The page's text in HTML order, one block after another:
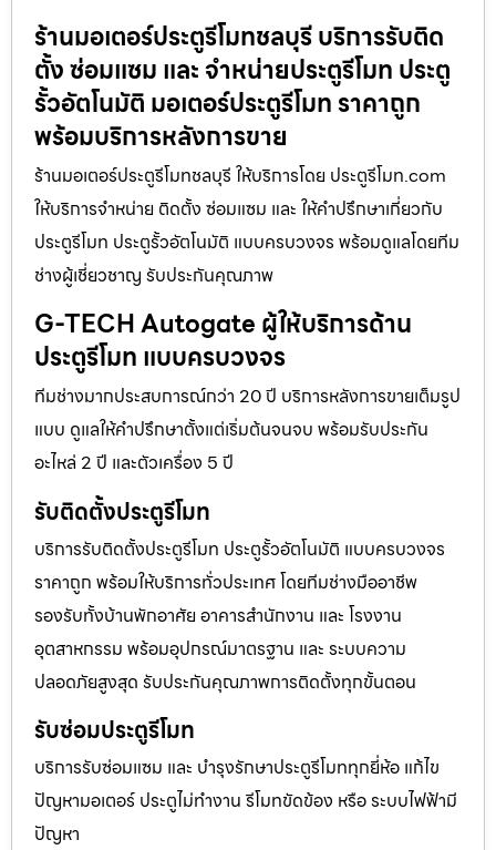
ร้านมอเตอร์ประตูรีโมทชลบุรี บริการรับติด
ตั้ง ซ่อมแซม และ จำหน่ายประตูรีโมท ประตู
รั้วอัตโนมัติ มอเตอร์ประตูรีโมท ราคาถูก
พร้อมบริการหลังการขาย
ร้านมอเตอร์ประตูรีโมทชลบุรี ให้บริการโดย ประตูรีโมท.com
ให้บริการจำหน่าย ติดตั้ง ซ่อมแซม และ ให้คำปรึกษาเกี่ยวกับ
ประตูรีโมท ประตูรั้วอัตโนมัติ แบบครบวงจร พร้อมดูแลโดยทีม
ช่างผู้เชี่ยวชาญ รับประกันคุณภาพ
G-TECH Autogate ผู้ให้บริการด้าน
ประตูรีโมท แบบครบวงจร
ทีมช่างมากประสบการณ์กว่า 20 ปี บริการหลังการขายเต็มรูป
แบบ ดูแลให้คำปรึกษาตั้งแต่เริ่มต้นจนจบ พร้อมรับประกัน
อะไหล่ 2 ปี และตัวเครื่อง 5 ปี
รับติดตั้งประตูรีโมท
บริการรับติดตั้งประตูรีโมท ประตูรั้วอัตโนมัติ แบบครบวงจร
ราคาถูก พร้อมให้บริการทั่วประเทศ โดยทีมช่างมืออาชีพ
รองรับทั้งบ้านพักอาศัย อาคารสำนักงาน และ โรงงาน
อุตสาหกรรม พร้อมอุปกรณ์มาตรฐาน และ ระบบความ
ปลอดภัยสูงสุด รับประกันคุณภาพการติดตั้งทุกขั้นตอน
รับซ่อมประตูรีโมท
บริการรับซ่อมแซม และ บำรุงรักษาประตูรีโมททุกยี่ห้อ แก้ไข
ปัญหามอเตอร์ ประตูไม่ทำงาน รีโมทขัดข้อง หรือ ระบบไฟฟ้ามี
ปัญหา